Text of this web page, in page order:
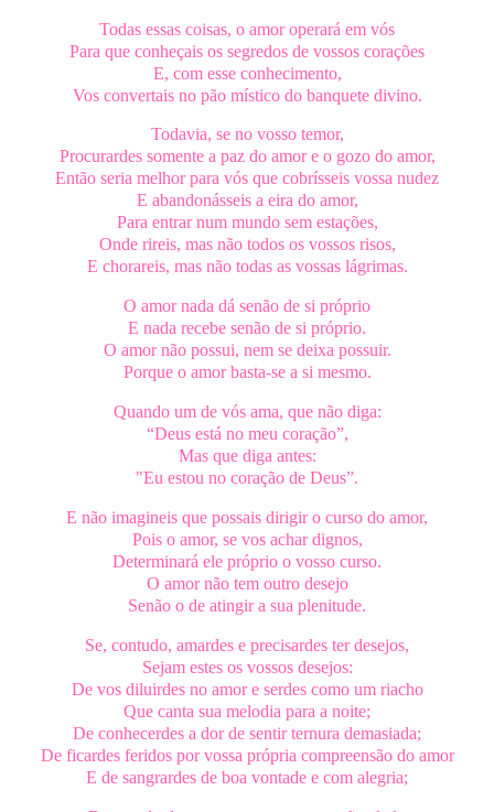
Todas essas coisas, o amor operará em vós
Para que conheçais os segredos de vossos corações
E, com esse conhecimento,
Vos convertais no pão místico do banquete divino.
Todavia, se no vosso temor,
Procurardes somente a paz do amor e o gozo do amor,
Então seria melhor para vós que cobrísseis vossa nudez
E abandonásseis a eira do amor,
Para entrar num mundo sem estações,
Onde rireis, mas não todos os vossos risos,
E chorareis, mas não todas as vossas lágrimas.
O amor nada dá senão de si próprio
E nada recebe senão de si próprio.
O amor não possui, nem se deixa possuir.
Porque o amor basta-se a si mesmo.
Quando um de vós ama, que não diga:
“Deus está no meu coração”,
Mas que diga antes:
"Eu estou no coração de Deus”.
E não imagineis que possais dirigir o curso do amor,
Pois o amor, se vos achar dignos,
Determinará ele próprio o vosso curso.
O amor não tem outro desejo
Senão o de atingir a sua plenitude.
Se, contudo, amardes e precisardes ter desejos,
Sejam estes os vossos desejos:
De vos diluirdes no amor e serdes como um riacho
Que canta sua melodia para a noite;
De conhecerdes a dor de sentir ternura demasiada;
De ficardes feridos por vossa própria compreensão do amor
E de sangrardes de boa vontade e com alegria;